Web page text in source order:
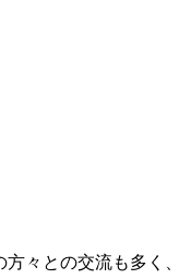
々との交流も多く、